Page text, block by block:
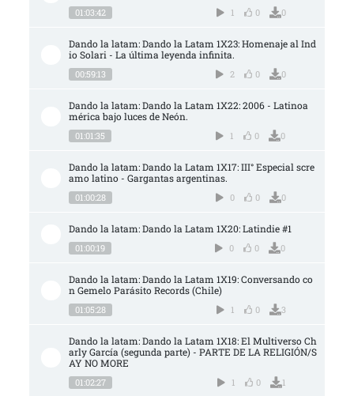
01:03:42 1 0 0
Dando la latam: Dando la Latam 1X23: Homenaje al Ind
io Solari - La última leyenda infinita.
00:59:13 2 0 0
Dando la latam: Dando la Latam 1X22: 2006 - Latinoa
mérica bajo luces de Neón.
01:01:35 1 0 0
Dando la latam: Dando la Latam 1X17: III° Especial scre
amo latino - Gargantas argentinas.
01:00:28 0 0 0
Dando la latam: Dando la Latam 1X20: Latindie #1
01:00:19 0 0 0
Dando la latam: Dando la Latam 1X19: Conversando co
n Gemelo Parásito Records (Chile)
01:05:28 1 0 3
Dando la latam: Dando la Latam 1X18: El Multiverso Ch
arly García (segunda parte) - PARTE DE LA RELIGIÓN/S
AY NO MORE
01:02:27 1 0 1